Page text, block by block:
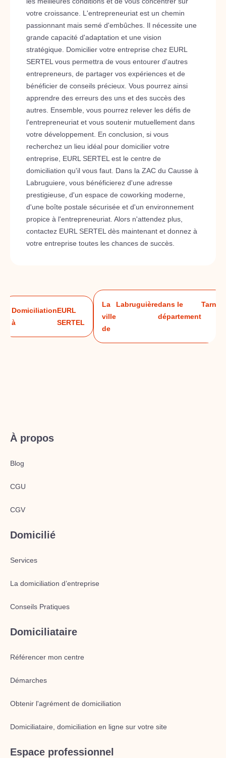
votre croissance. L'entrepreneuriat est un chemin
passionnant mais semé d'embûches. Il nécessite une
grande capacité d'adaptation et une vision
stratégique. Domicilier votre entreprise chez EURL
SERTEL vous permettra de vous entourer d'autres
entrepreneurs, de partager vos expériences et de
bénéficier de conseils précieux. Vous pourrez ainsi
apprendre des erreurs des uns et des succès des
autres. Ensemble, vous pourrez relever les défis de
l'entrepreneuriat et vous soutenir mutuellement dans
votre développement. En conclusion, si vous
recherchez un lieu idéal pour domicilier votre
entreprise, EURL SERTEL est le centre de
domiciliation qu'il vous faut. Dans la ZAC du Causse à
Labruguiere, vous bénéficierez d'une adresse
prestigieuse, d'un espace de coworking moderne,
d'une boîte postale sécurisée et d'un environnement
propice à l'entrepreneuriat. Alors n'attendez plus,
contactez EURL SERTEL dès maintenant et donnez à
votre entreprise toutes les chances de succès.
Domiciliation
à
EURL
SERTEL
La
ville
de
Labruguièredans le
département
Tarn
À propos
Blog
CGU
CGV
Domicilié
Services
La domiciliation d’entreprise
Conseils Pratiques
Domiciliataire
Référencer mon centre
Démarches
Obtenir l'agrément de domiciliation
Domiciliataire, domiciliation en ligne sur votre site
Espace professionnel